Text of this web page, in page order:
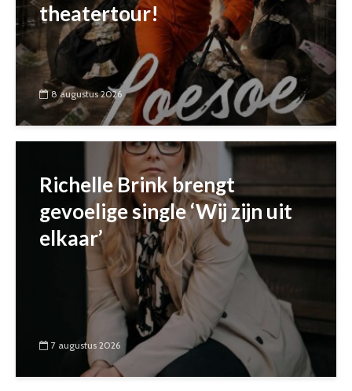
theatertour!
8 augustus 2026
Richelle Brink brengt
gevoelige single ‘Wij zijn uit
elkaar’
7 augustus 2026